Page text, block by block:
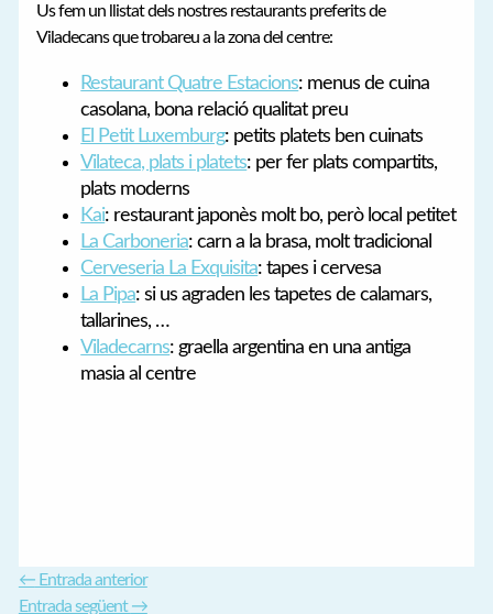
Us fem un llistat dels nostres restaurants preferits de
Viladecans que trobareu a la zona del centre:
Restaurant Quatre Estacions: menus de cuina
casolana, bona relació qualitat preu
El Petit Luxemburg: petits platets ben cuinats
Vilateca, plats i platets: per fer plats compartits,
plats moderns
Kai: restaurant japonès molt bo, però local petitet
La Carboneria: carn a la brasa, molt tradicional
Cerveseria La Exquisita: tapes i cervesa
La Pipa: si us agraden les tapetes de calamars,
tallarines, …
Viladecarns: graella argentina en una antiga
masia al centre
←Entrada anterior
Entrada següent→